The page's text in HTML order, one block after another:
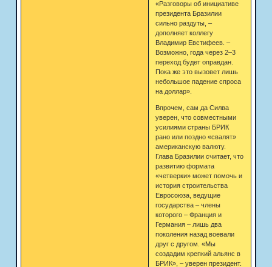
«Разговоры об инициативе
президента Бразилии
сильно раздуты, –
дополняет коллегу
Владимир Евстифеев. –
Возможно, года через 2–3
переход будет оправдан.
Пока же это вызовет лишь
небольшое падение спроса
на доллар».
Впрочем, сам да Силва
уверен, что совместными
усилиями страны БРИК
рано или поздно «свалят»
американскую валюту.
Глава Бразилии считает, что
развитию формата
«четверки» может помочь и
история строительства
Евросоюза, ведущие
государства – члены
которого – Франция и
Германия – лишь два
поколения назад воевали
друг с другом. «Мы
создадим крепкий альянс в
БРИК», – уверен президент.